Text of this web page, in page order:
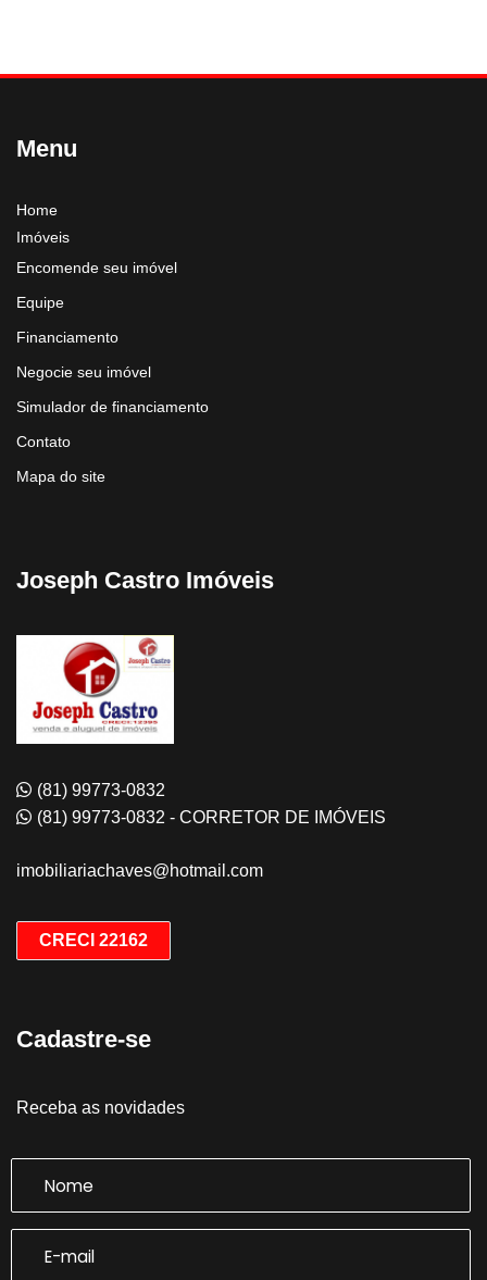
Menu
Home
Imóveis
Encomende seu imóvel
Equipe
Financiamento
Negocie seu imóvel
Simulador de financiamento
Contato
Mapa do site
Joseph Castro Imóveis
(81) 99773-0832
(81) 99773-0832 - CORRETOR DE IMÓVEIS
imobiliariachaves@hotmail.com
CRECI 22162
Cadastre-se
Receba as novidades